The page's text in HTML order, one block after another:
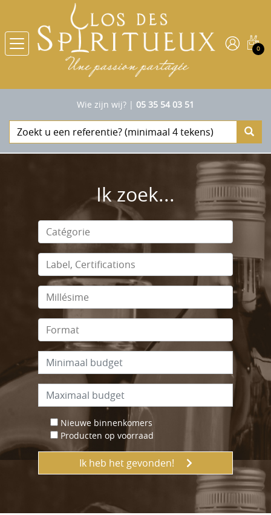
0
Wie zijn wij? | 05 35 54 03 51
Ik zoek...
Nieuwe binnenkomers
Producten op voorraad
Ik heb het gevonden!